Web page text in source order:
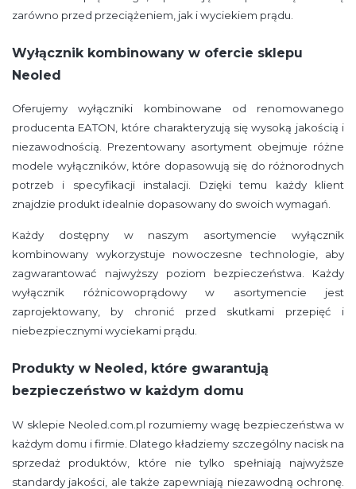
zarówno przed przeciążeniem, jak i wyciekiem prądu.
Wyłącznik kombinowany w ofercie sklepu
Neoled
Oferujemy wyłączniki kombinowane od renomowanego
producenta EATON, które charakteryzują się wysoką jakością i
niezawodnością. Prezentowany asortyment obejmuje różne
modele wyłączników, które dopasowują się do różnorodnych
potrzeb i specyfikacji instalacji. Dzięki temu każdy klient
znajdzie produkt idealnie dopasowany do swoich wymagań.
Każdy dostępny w naszym asortymencie wyłącznik
kombinowany wykorzystuje nowoczesne technologie, aby
zagwarantować najwyższy poziom bezpieczeństwa. Każdy
wyłącznik różnicowoprądowy w asortymencie jest
zaprojektowany, by chronić przed skutkami przepięć i
niebezpiecznymi wyciekami prądu.
Produkty w Neoled, które gwarantują
bezpieczeństwo w każdym domu
W sklepie Neoled.com.pl rozumiemy wagę bezpieczeństwa w
każdym domu i firmie. Dlatego kładziemy szczególny nacisk na
sprzedaż produktów, które nie tylko spełniają najwyższe
standardy jakości, ale także zapewniają niezawodną ochronę.